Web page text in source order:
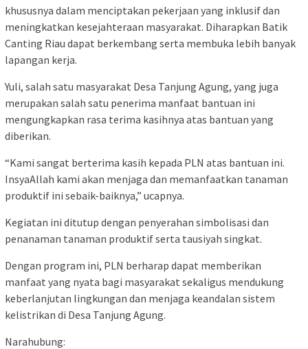
khususnya dalam menciptakan pekerjaan yang inklusif dan
meningkatkan kesejahteraan masyarakat. Diharapkan Batik
Canting Riau dapat berkembang serta membuka lebih banyak
lapangan kerja.
Yuli, salah satu masyarakat Desa Tanjung Agung, yang juga
merupakan salah satu penerima manfaat bantuan ini
mengungkapkan rasa terima kasihnya atas bantuan yang
diberikan.
“Kami sangat berterima kasih kepada PLN atas bantuan ini.
InsyaAllah kami akan menjaga dan memanfaatkan tanaman
produktif ini sebaik-baiknya,” ucapnya.
Kegiatan ini ditutup dengan penyerahan simbolisasi dan
penanaman tanaman produktif serta tausiyah singkat.
Dengan program ini, PLN berharap dapat memberikan
manfaat yang nyata bagi masyarakat sekaligus mendukung
keberlanjutan lingkungan dan menjaga keandalan sistem
kelistrikan di Desa Tanjung Agung.
Narahubung: